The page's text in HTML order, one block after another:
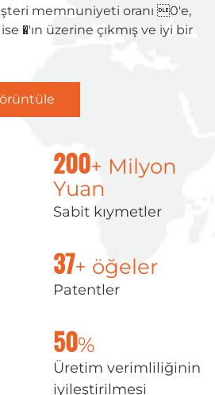
memnuniyeti oranı 0'e,
�'ın üzerine çıkmış ve iyi bir
200+ Milyon
Yuan
Sabit kıymetler
37+ öğeler
Patentler
50%
Üretim verimliliğinin
iyileştirilmesi